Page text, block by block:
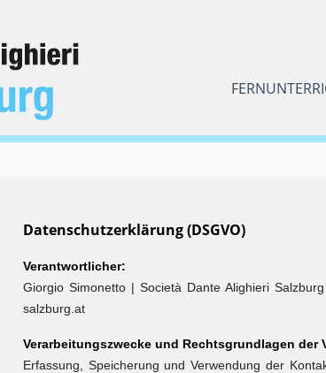
Datenschutzerklärung (DSGVO)
Verantwortlicher:
Giorgio Simonetto | Società Dante Alighieri
salzburg.at
Verarbeitungszwecke und Rechtsgrundlagen der
Erfassung, Speicherung und Verwendung der